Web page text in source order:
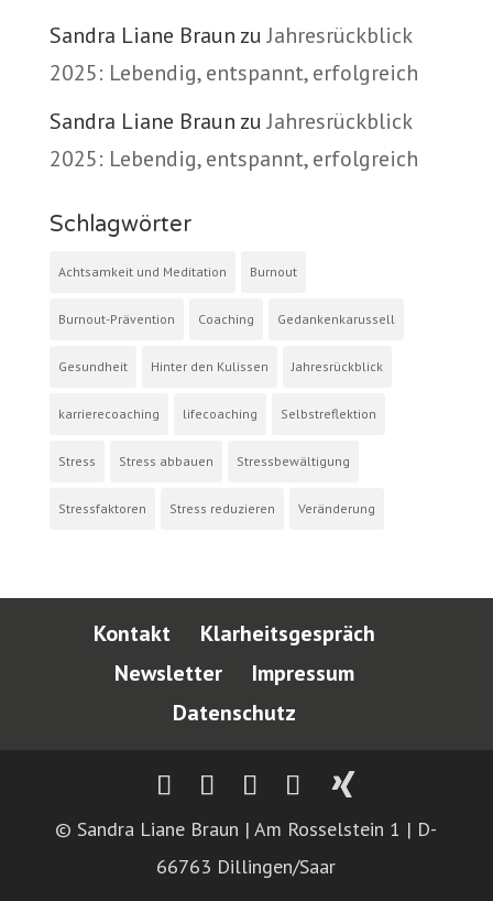
Sandra Liane Braun zuJahresrückblick
2025: Lebendig, entspannt, erfolgreich
Sandra Liane Braun zuJahresrückblick
2025: Lebendig, entspannt, erfolgreich
Schlagwörter
Achtsamkeit und Meditation Burnout
Burnout-Prävention Coaching Gedankenkarussell
Gesundheit Hinter den Kulissen Jahresrückblick
karrierecoaching lifecoaching Selbstreflektion
Stress Stress abbauen Stressbewältigung
Stressfaktoren Stress reduzieren Veränderung
Kontakt
Klarheitsgespräch
Newsletter
Impressum
Datenschutz
© Sandra Liane Braun | Am Rosselstein 1 | D-
66763 Dillingen/Saar